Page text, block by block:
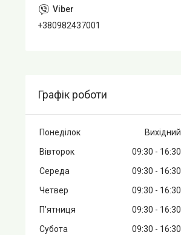
+380982437001
Графік роботи
Понеділок
Вихідний
Вівторок
09:30
16:30
Середа
09:30
16:30
Четвер
09:30
16:30
Пʼятниця
09:30
16:30
Субота
09:30
16:30